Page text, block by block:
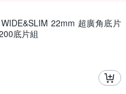
22mm 超廣角底片
底片組